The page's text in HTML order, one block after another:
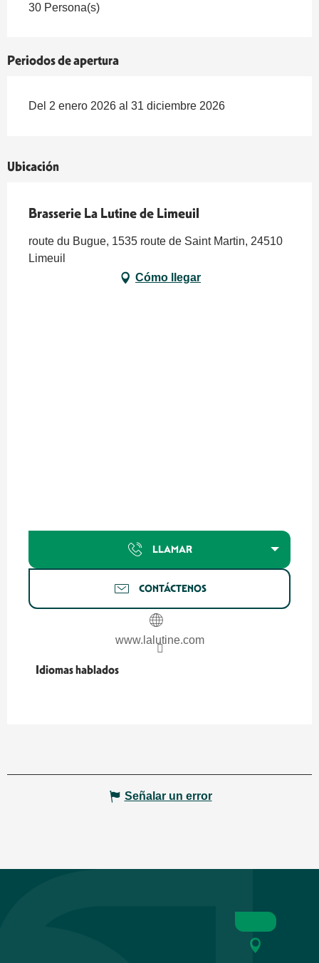
30 Persona(s)
Periodos de apertura
Del 2 enero 2026 al 31 diciembre 2026
Ubicación
Brasserie La Lutine de Limeuil
route du Bugue, 1535 route de Saint Martin, 24510
Limeuil
Cómo llegar
LLAMAR
CONTÁCTENOS
www.lalutine.com
Idiomas hablados
Idiomas hablados
Señalar un error